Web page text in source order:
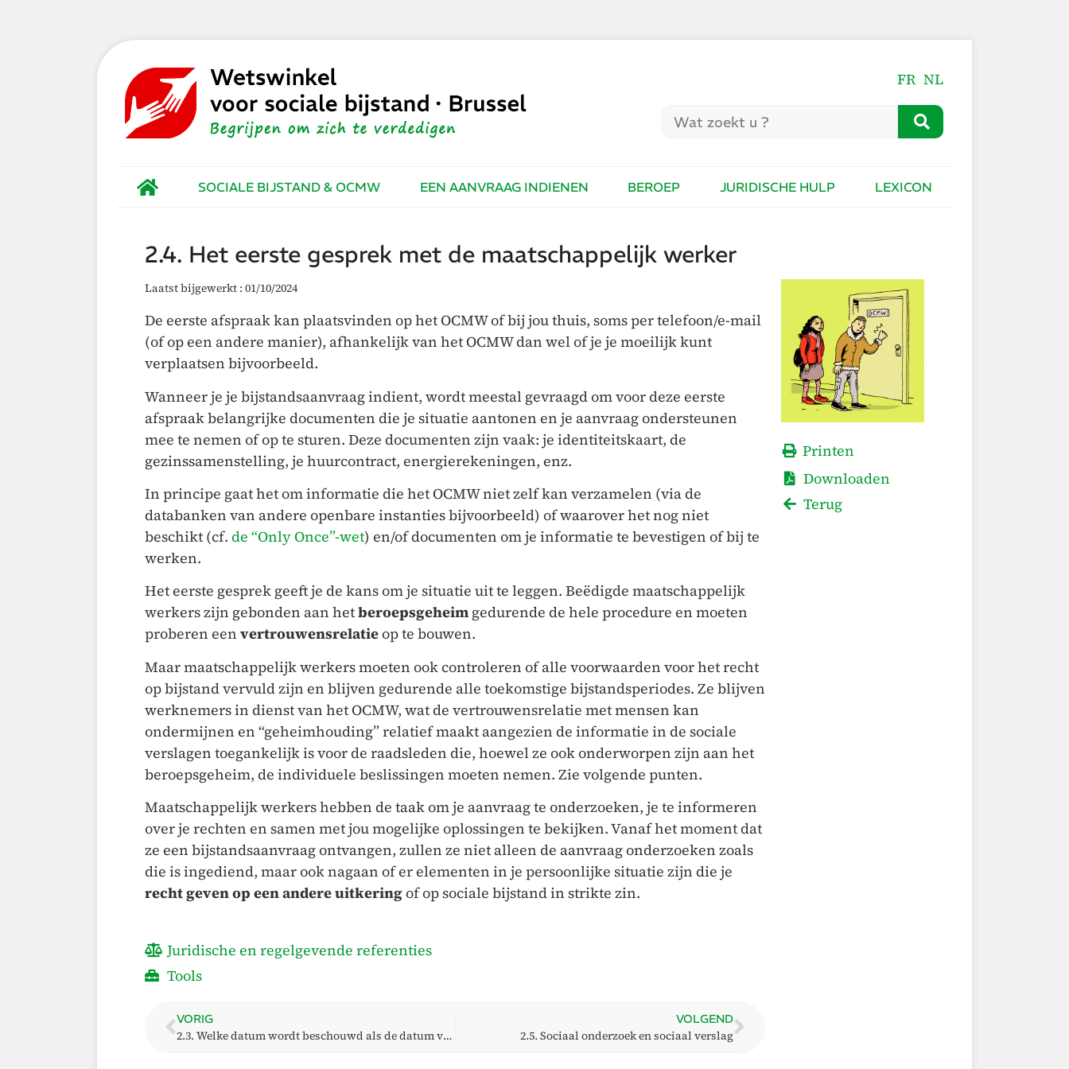
FR NL
SOCIALE BIJSTAND & OCMW EEN AANVRAAG INDIENEN BEROEP JURIDISCHE HULP LEXICON
2.4. Het eerste gesprek met de maatschappelijk werker
Laatst bijgewerkt : 01/10/2024
De eerste afspraak kan plaatsvinden op het OCMW of bij jou thuis, soms per telefoon/e-mail
(of op een andere manier), afhankelijk van het OCMW dan wel of je je moeilijk kunt
verplaatsen bijvoorbeeld.
Wanneer je je bijstandsaanvraag indient, wordt meestal gevraagd om voor deze eerste
afspraak belangrijke documenten die je situatie aantonen en je aanvraag ondersteunen
mee te nemen of op te sturen. Deze documenten zijn vaak: je identiteitskaart, de
gezinssamenstelling, je huurcontract, energierekeningen, enz.
In principe gaat het om informatie die het OCMW niet zelf kan verzamelen (via de
databanken van andere openbare instanties bijvoorbeeld) of waarover het nog niet
beschikt (cf. de “Only Once”-wet) en/of documenten om je informatie te bevestigen of bij te
werken.
Het eerste gesprek geeft je de kans om je situatie uit te leggen. Beëdigde maatschappelijk
werkers zijn gebonden aan hetberoepsgeheim gedurende de hele procedure en moeten
proberen een vertrouwensrelatieop te bouwen.
Maar maatschappelijk werkers moeten ook controleren of alle voorwaarden voor het recht
op bijstand vervuld zijn en blijven gedurende alle toekomstige bijstandsperiodes. Ze blijven
werknemers in dienst van het OCMW, wat de vertrouwensrelatie met mensen kan
ondermijnen en “geheimhouding” relatief maakt aangezien de informatie in de sociale
verslagen toegankelijk is voor de raadsleden die, hoewel ze ook onderworpen zijn aan het
beroepsgeheim, de individuele beslissingen moeten nemen. Zie volgende punten.
Maatschappelijk werkers hebben de taak om je aanvraag te onderzoeken, je te informeren
over je rechten en samen met jou mogelijke oplossingen te bekijken. Vanaf het moment dat
ze een bijstandsaanvraag ontvangen, zullen ze niet alleen de aanvraag onderzoeken zoals
die is ingediend, maar ook nagaan of er elementen in je persoonlijke situatie zijn die je
recht geven op een andere uitkeringof op sociale bijstand in strikte zin.
Juridische en regelgevende referenties
Tools
VORIG
2.3. Welke datum wordt beschouwd als de datum van mijn aanvraag?
VOLGEND
2.5. Sociaal onderzoek en sociaal verslag
Printen
Downloaden
Terug